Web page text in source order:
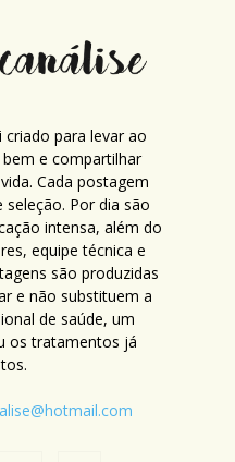
criado para levar ao
e compartilhar
Cada postagem
seleção. Por dia são
intensa, além do
equipe técnica e
são produzidas
e não substituem a
de saúde, um
os tratamentos já